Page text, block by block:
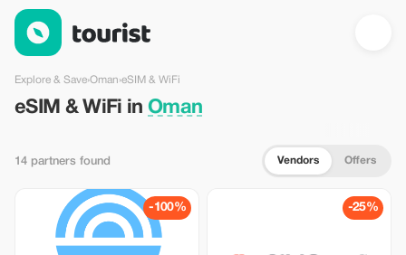
eSIM & WiFi in Oman — Tourist
Explore & Save›Oman›eSIM & WiFi
eSIM & WiFi inOman
14 partners found Vendors Offers
-100% -25%